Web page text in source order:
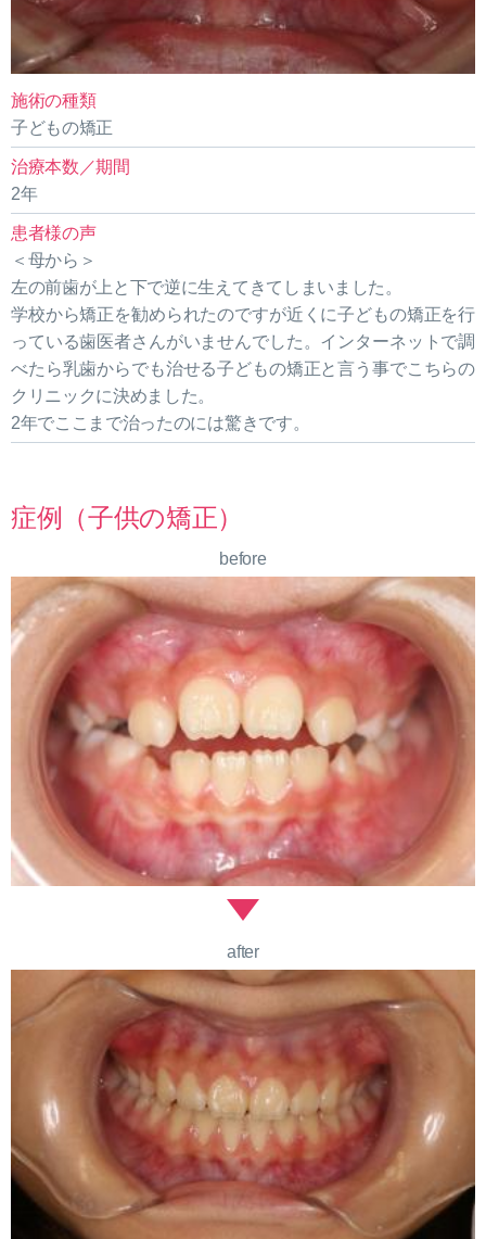
施術の種類
子どもの矯正
治療本数／期間
2年
患者様の声
＜母から＞
左の前歯が上と下で逆に生えてきてしまいました。
学校から矯正を勧められたのですが近くに子どもの矯正を行
っている歯医者さんがいませんでした。インターネットで調
べたら乳歯からでも治せる子どもの矯正と言う事でこちらの
クリニックに決めました。
2年でここまで治ったのには驚きです。
症例（子供の矯正）
before
after